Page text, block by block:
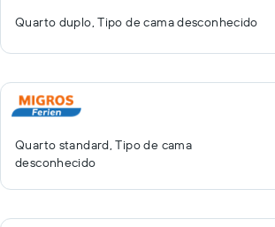
Quarto duplo, Tipo de cama desconhecido
Quarto standard, Tipo de cama
desconhecido